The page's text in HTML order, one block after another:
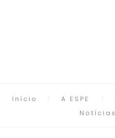
Início A ESPE
Notícias